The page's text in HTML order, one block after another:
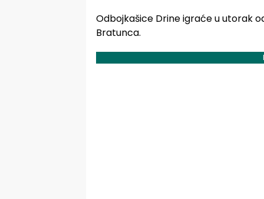
Odbojkašice Drine igraće u utorak
Bratunca.